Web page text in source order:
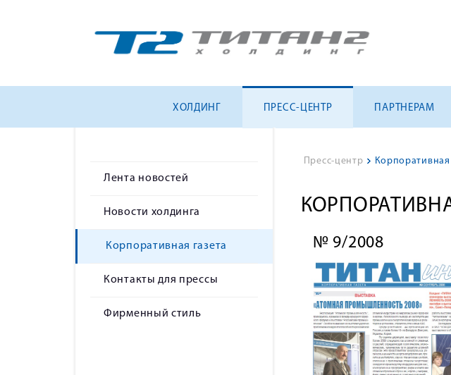
ХОЛДИНГ ПРЕСС-ЦЕНТР ПАРТНЕРАМ
Лента новостей
Новости холдинга
Корпоративная газета
Контакты для прессы
Фирменный стиль
Пресс-центр > Корпоративная
№ 9/2008